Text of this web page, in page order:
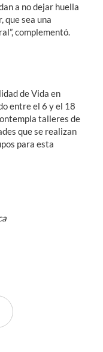
a no dejar huella
que sea una
complementó.
de Vida en
entre el 6 y el 18
talleres de
que se realizan
para esta